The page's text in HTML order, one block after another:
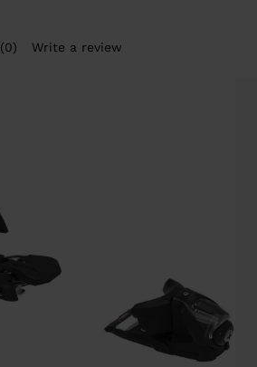
(0) Write a review